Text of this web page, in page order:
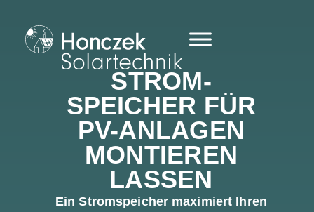
STROM­
SPEICHER FÜR
PV-ANLAGEN
MONTIEREN
LASSEN
Ein Stromspeicher maximiert Ihren